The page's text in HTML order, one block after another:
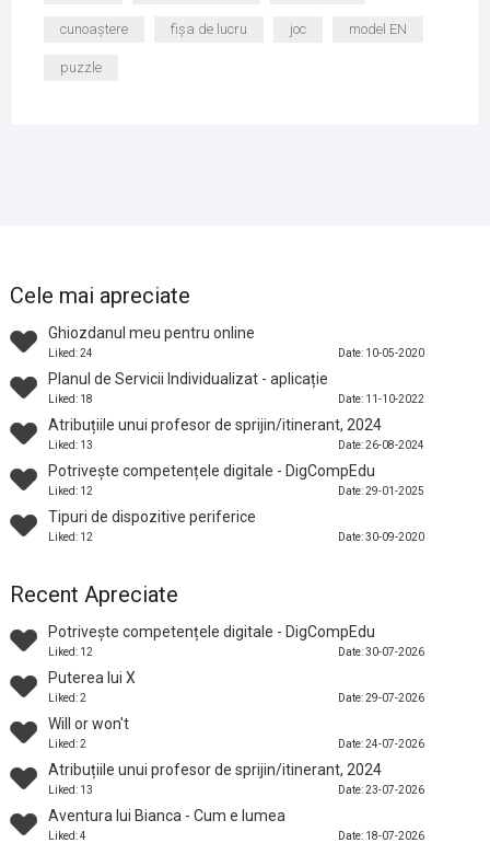
cunoaștere fișa de lucru joc model EN
puzzle
Cele mai apreciate
Ghiozdanul meu pentru online
Liked: 24 Date: 10-05-2020
Planul de Servicii Individualizat - aplicație
Liked: 18 Date: 11-10-2022
Atribuțiile unui profesor de sprijin/itinerant, 2024
Liked: 13 Date: 26-08-2024
Potrivește competențele digitale - DigCompEdu
Liked: 12 Date: 29-01-2025
Tipuri de dispozitive periferice
Liked: 12 Date: 30-09-2020
Recent Apreciate
Potrivește competențele digitale - DigCompEdu
Liked: 12 Date: 30-07-2026
Puterea lui X
Liked: 2 Date: 29-07-2026
Will or won't
Liked: 2 Date: 24-07-2026
Atribuțiile unui profesor de sprijin/itinerant, 2024
Liked: 13 Date: 23-07-2026
Aventura lui Bianca - Cum e lumea
Liked: 4 Date: 18-07-2026